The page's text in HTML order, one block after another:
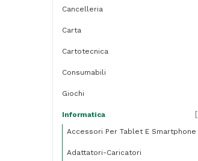
Cancelleria
Carta
Cartotecnica
Consumabili
Giochi
Informatica
Accessori Per Tablet E Smartphone
Adattatori-Caricatori
[